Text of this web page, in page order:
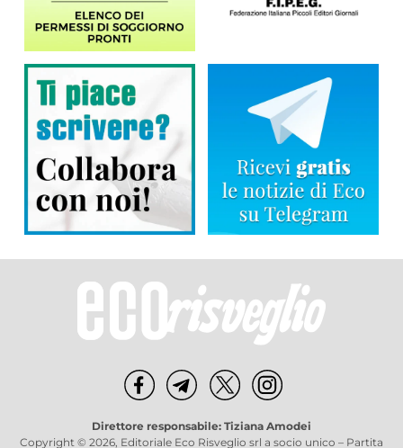
Direttore responsabile: Tiziana Amodei
Copyright © 2026, Editoriale Eco Risveglio srl a socio unico – Partita